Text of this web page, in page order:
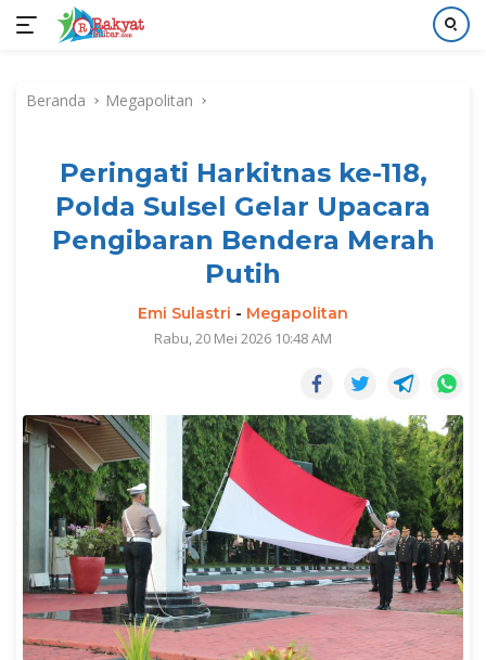
kontenBeranda Megapolitan
Peringati Harkitnas ke-118,
Polda Sulsel Gelar Upacara
Pengibaran Bendera Merah
Putih
Emi Sulastri - Megapolitan
Rabu, 20 Mei 2026 10:48 AM